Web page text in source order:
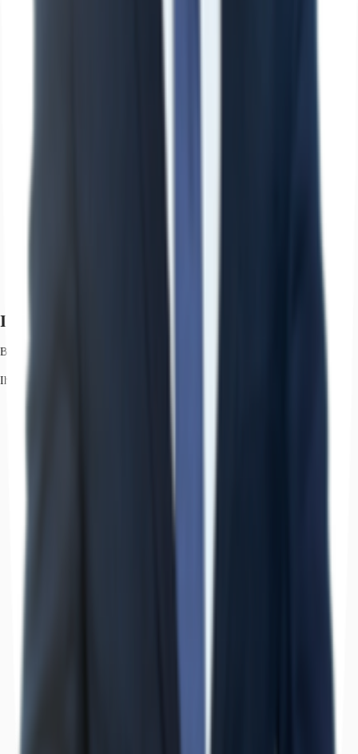
Ihr Kontakt
Benedict Grote
Ihr Kontakt